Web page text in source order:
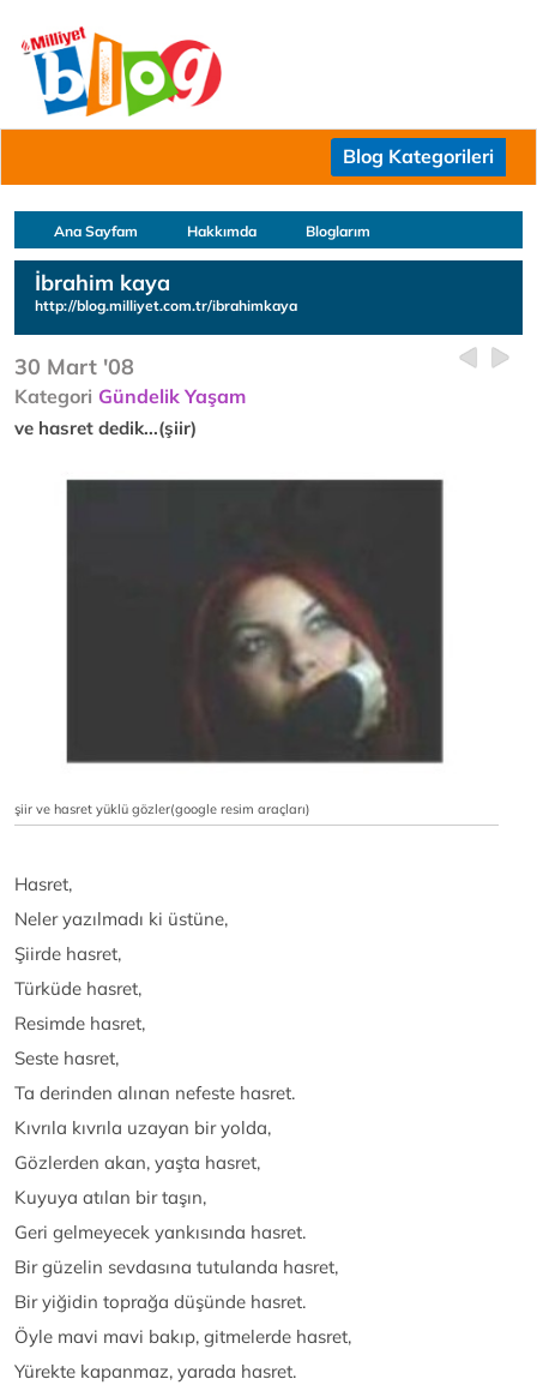
Blog Kategorileri
Ana Sayfam Hakkımda Bloglarım
İbrahim kaya
http://blog.milliyet.com.tr/ibrahimkaya
30 Mart '08
Kategori Gündelik Yaşam
ve hasret dedik...(şiir)
şiir ve hasret yüklü gözler(google resim araçları)
Hasret,
Neler yazılmadı ki üstüne,
Şiirde hasret,
Türküde hasret,
Resimde hasret,
Seste hasret,
Ta derinden alınan nefeste hasret.
Kıvrıla kıvrıla uzayan bir yolda,
Gözlerden akan, yaşta hasret,
Kuyuya atılan bir taşın,
Geri gelmeyecek yankısında hasret.
Bir güzelin sevdasına tutulanda hasret,
Bir yiğidin toprağa düşünde hasret.
Öyle mavi mavi bakıp, gitmelerde hasret,
Yürekte kapanmaz, yarada hasret.